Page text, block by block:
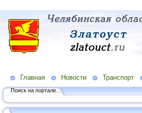
Главная Новости Транспорт
Поиск на портале...